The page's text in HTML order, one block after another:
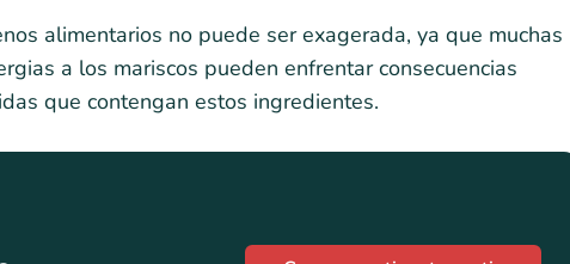
alimentarios no puede ser exagerada, ya que muchas
a los mariscos pueden enfrentar consecuencias
que contengan estos ingredientes.